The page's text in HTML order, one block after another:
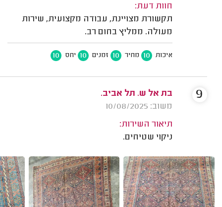
חוות דעת:
תקשורת מצויינת, עבודה מקצועית, שירות
מעולה. ממליץ בחום רב.
איכות 10 מחיר 10 זמנים 10 יחס 10
בת אל ש. תל אביב.
משוב: 10/08/2025
תיאור השירות:
ניקוי שטיחים.
9